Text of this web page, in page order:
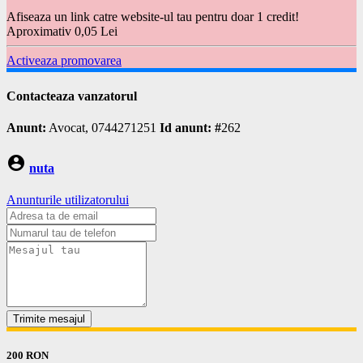
Afiseaza un link catre website-ul tau pentru doar 1 credit!
Aproximativ 0,05 Lei
Activeaza promovarea
Contacteaza vanzatorul
Anunt: Avocat, 0744271251 Id anunt: #262
account_circle nuta
Anunturile utilizatorului
Trimite mesajul
200 RON